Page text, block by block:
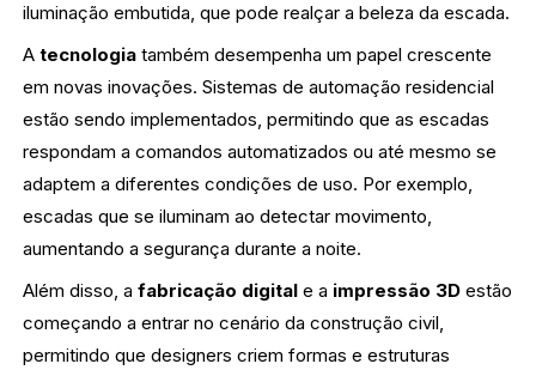
iluminação embutida, que pode realçar a beleza da escada.
Atecnologia também desempenha um papel crescente
em novas inovações. Sistemas de automação residencial
estão sendo implementados, permitindo que as escadas
respondam a comandos automatizados ou até mesmo se
adaptem a diferentes condições de uso. Por exemplo,
escadas que se iluminam ao detectar movimento,
aumentando a segurança durante a noite.
Além disso, afabricação digital e a impressão 3D estão
começando a entrar no cenário da construção civil,
permitindo que designers criem formas e estruturas